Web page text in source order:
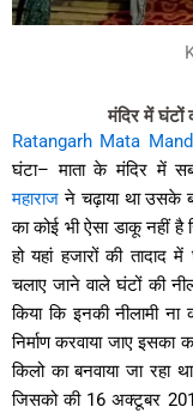
मंदिर में घंटों
Ratangarh Mata
घंटा– माता के मंदिर में
महाराजने चढ़ाया था उसके
का कोई भी ऐसा डाकू नहीं
हो यहां हजारों की तादाद
चलाए जाने वाले घंटों की
किया कि इनकी नीलामी
निर्माण करवाया जाए इसका
किलो का बनवाया जा
जिसको की 16 अक्टूबर